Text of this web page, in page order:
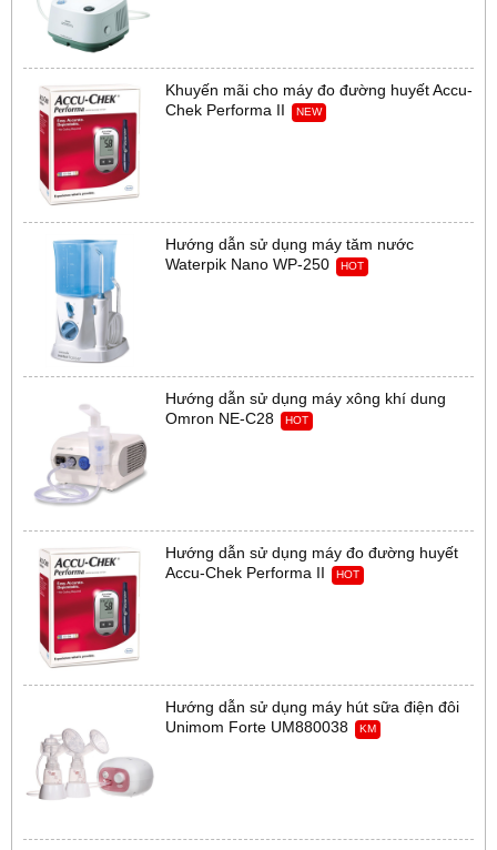
Khuyến mãi cho máy đo đường huyết Accu-
Chek Performa II
NEW
Hướng dẫn sử dụng máy tăm nước
Waterpik Nano WP-250
HOT
Hướng dẫn sử dụng máy xông khí dung
Omron NE-C28
HOT
Hướng dẫn sử dụng máy đo đường huyết
Accu-Chek Performa II
HOT
Hướng dẫn sử dụng máy hút sữa điện đôi
Unimom Forte UM880038
KM